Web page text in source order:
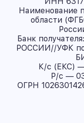
Наименование
области
Банк
РОССИИ//УФК по
К/с (ЕКС)
Р/с —
ОГРН